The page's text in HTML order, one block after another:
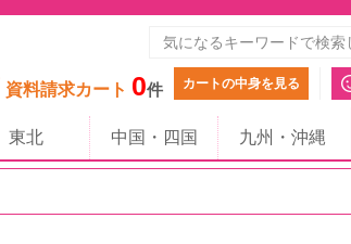
資料請求カート 0件 カートの中身を見る
東北 中国・四国 九州・沖縄